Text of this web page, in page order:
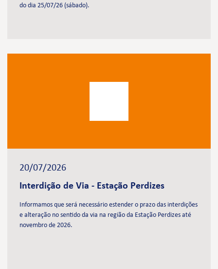
do dia 25/07/26 (sábado).
20/07/2026
Interdição de Via - Estação Perdizes
Informamos que será necessário estender o prazo das interdições
e alteração no sentido da via na região da Estação Perdizes até
novembro de 2026.